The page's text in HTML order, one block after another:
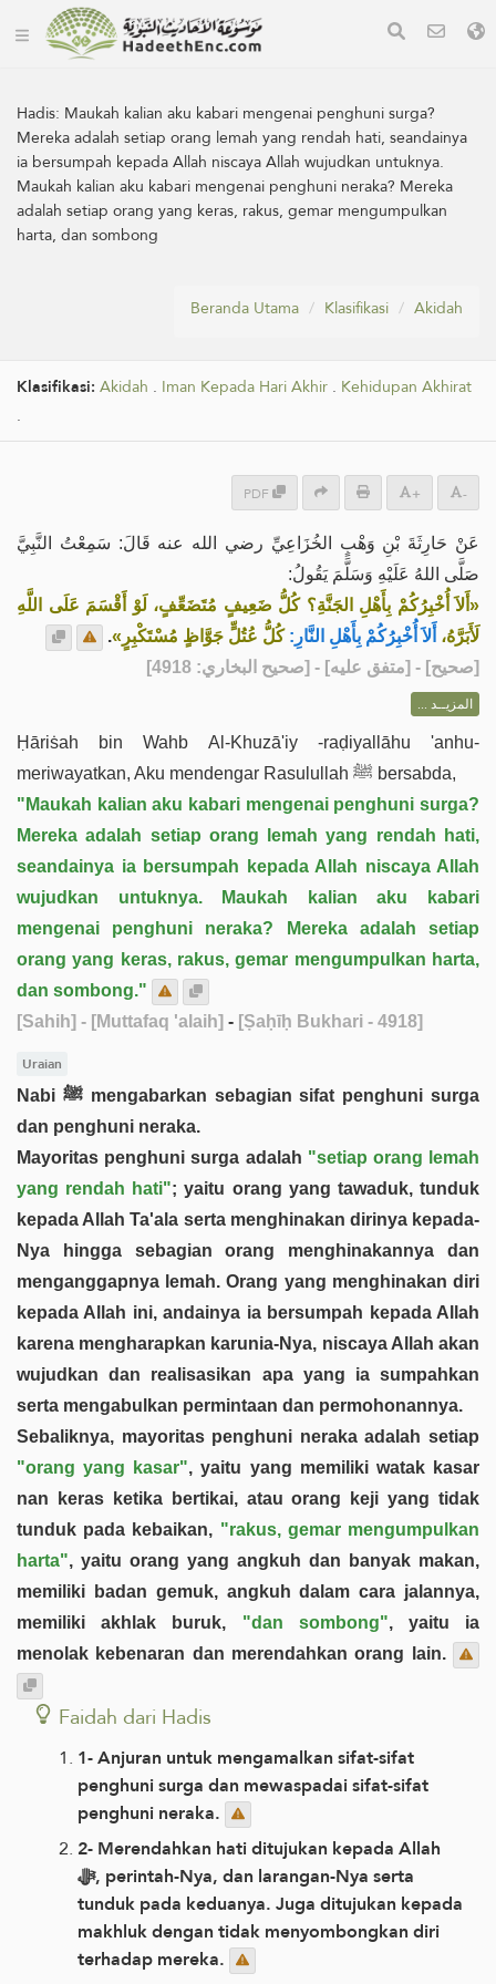
Hadis: Maukah kalian aku kabari mengenai penghuni surga?
Mereka adalah setiap orang lemah yang rendah hati, seandainya
ia bersumpah kepada Allah niscaya Allah wujudkan untuknya.
Maukah kalian aku kabari mengenai penghuni neraka? Mereka
adalah setiap orang yang keras, rakus, gemar mengumpulkan
harta, dan sombong
Beranda Utama Klasifikasi Akidah
Klasifikasi: Akidah . Iman Kepada Hari Akhir . Kehidupan Akhirat
.
PDF + -
عَنْ حَارِثَةَ بْنِ وَهْبٍ الخُزَاعِيِّ رضي الله عنه قَالَ: سَمِعْتُ النَّبِيَّ
صَلَّى اللهُ عَلَيْهِ وَسَلَّمَ يَقُولُ:
«أَلاَ أُخْبِرُكُمْ بِأَهْلِ الجَنَّةِ؟ كُلُّ ضَعِيفٍ مُتَضَعِّفٍ، لَوْ أَقْسَمَ عَلَى اللَّهِ
لَأَبَرَّهُ، أَلاَ أُخْبِرُكُمْ بِأَهْلِ النَّارِ: كُلُّ عُتُلٍّ جَوَّاظٍ مُسْتَكْبِرٍ».
[صحيح] - [متفق عليه] - [صحيح البخاري: 4918]
المزيــد ...
Ḥāriṡah bin Wahb Al-Khuzā'iy -raḍiyallāhu 'anhu-
meriwayatkan, Aku mendengar Rasulullah ﷺ bersabda,
"Maukah kalian aku kabari mengenai penghuni surga?
Mereka adalah setiap orang lemah yang rendah hati,
seandainya ia bersumpah kepada Allah niscaya Allah
wujudkan untuknya. Maukah kalian aku kabari
mengenai penghuni neraka? Mereka adalah setiap
orang yang keras, rakus, gemar mengumpulkan harta,
dan sombong."
[Sahih] - [Muttafaq 'alaih] - [Ṣaḥīḥ Bukhari - 4918]
Uraian
Nabi ﷺ mengabarkan sebagian sifat penghuni surga
dan penghuni neraka.
Mayoritas penghuni surga adalah "setiap orang lemah
yang rendah hati"; yaitu orang yang tawaduk, tunduk
kepada Allah Ta'ala serta menghinakan dirinya kepada-
Nya hingga sebagian orang menghinakannya dan
menganggapnya lemah. Orang yang menghinakan diri
kepada Allah ini, andainya ia bersumpah kepada Allah
karena mengharapkan karunia-Nya, niscaya Allah akan
wujudkan dan realisasikan apa yang ia sumpahkan
serta mengabulkan permintaan dan permohonannya.
Sebaliknya, mayoritas penghuni neraka adalah setiap
"orang yang kasar", yaitu yang memiliki watak kasar
nan keras ketika bertikai, atau orang keji yang tidak
tunduk pada kebaikan, "rakus, gemar mengumpulkan
harta", yaitu orang yang angkuh dan banyak makan,
memiliki badan gemuk, angkuh dalam cara jalannya,
memiliki akhlak buruk, "dan sombong", yaitu ia
menolak kebenaran dan merendahkan orang lain.
Faidah dari Hadis
1- Anjuran untuk mengamalkan sifat-sifat
penghuni surga dan mewaspadai sifat-sifat
penghuni neraka.
2- Merendahkan hati ditujukan kepada Allah
ﷻ, perintah-Nya, dan larangan-Nya serta
tunduk pada keduanya. Juga ditujukan kepada
makhluk dengan tidak menyombongkan diri
terhadap mereka.